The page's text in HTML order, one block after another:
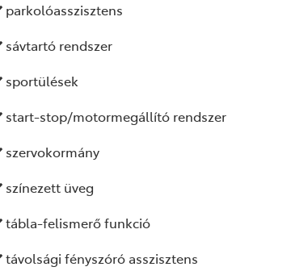
parkolóasszisztens
sávtartó rendszer
sportülések
start-stop/motormegállító rendszer
szervokormány
színezett üveg
tábla-felismerő funkció
távolsági fényszóró asszisztens